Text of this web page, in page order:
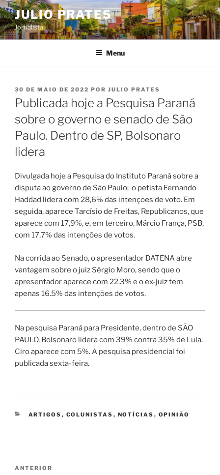
Pular
para
o
conteúdo
JULIO PRATES
Jornalista
Menu
PUBLICADO
EM
30 DE MAIO DE 2022 POR JULIO PRATES
Publicada hoje a Pesquisa Paraná
sobre o governo e senado de São
Paulo. Dentro de SP, Bolsonaro
lidera
Divulgada hoje a Pesquisa do Instituto Paraná sobre a
disputa ao governo de São Paulo; o petista Fernando
Haddad lidera com 28,6% das intenções de voto. Em
seguida, aparece Tarcísio de Freitas, Republicanos, que
aparece com 17,9%, e, em terceiro, Márcio França, PSB,
com 17,7% das intenções de votos.
Na corrida ao Senado, o apresentador DATENA abre
vantagem sobre o juiz Sérgio Moro, sendo que o
apresentador aparece com 22.3% e o ex-juiz tem
apenas 16.5% das intenções de votos.
Na pesquisa Paraná para Presidente, dentro de SÃO
PAULO, Bolsonaro lidera com 39% contra 35% de Lula.
Ciro aparece com 5%. A pesquisa presidencial foi
publicada sexta-feira.
CATEGORIAS
ARTIGOS , COLUNISTAS , NOTÍCIAS , OPINIÃO
Navegação
Post
ANTERIOR